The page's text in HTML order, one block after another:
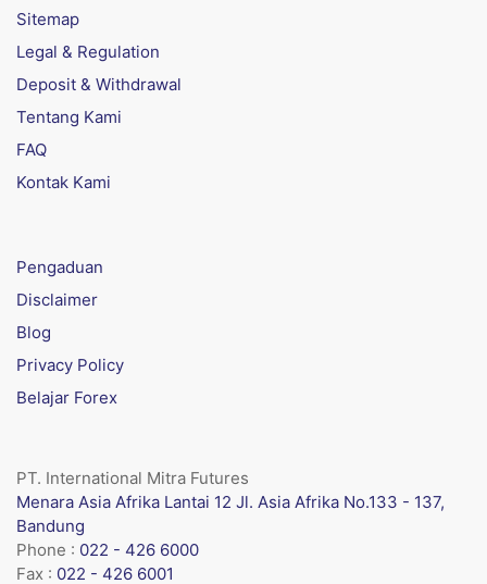
Sitemap
Legal & Regulation
Deposit & Withdrawal
Tentang Kami
FAQ
Kontak Kami
Pengaduan
Disclaimer
Blog
Privacy Policy
Belajar Forex
PT. International Mitra Futures
Menara Asia Afrika Lantai 12 Jl. Asia Afrika No.133 - 137,
Bandung
Phone : 022 - 426 6000
Fax : 022 - 426 6001